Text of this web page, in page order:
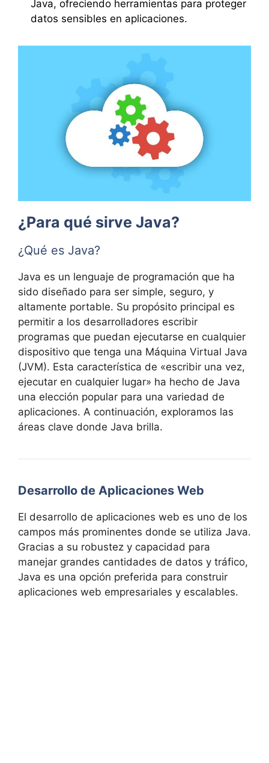
Java, ofreciendo herramientas para proteger
datos sensibles en aplicaciones.
¿Para qué sirve Java?
¿Qué es Java?
Java es un lenguaje de programación que ha
sido diseñado para ser simple, seguro, y
altamente portable. Su propósito principal es
permitir a los desarrolladores escribir
programas que puedan ejecutarse en cualquier
dispositivo que tenga una Máquina Virtual Java
(JVM). Esta característica de «escribir una vez,
ejecutar en cualquier lugar» ha hecho de Java
una elección popular para una variedad de
aplicaciones. A continuación, exploramos las
áreas clave donde Java brilla.
Desarrollo de Aplicaciones Web
El desarrollo de aplicaciones web es uno de los
campos más prominentes donde se utiliza Java.
Gracias a su robustez y capacidad para
manejar grandes cantidades de datos y tráfico,
Java es una opción preferida para construir
aplicaciones web empresariales y escalables.